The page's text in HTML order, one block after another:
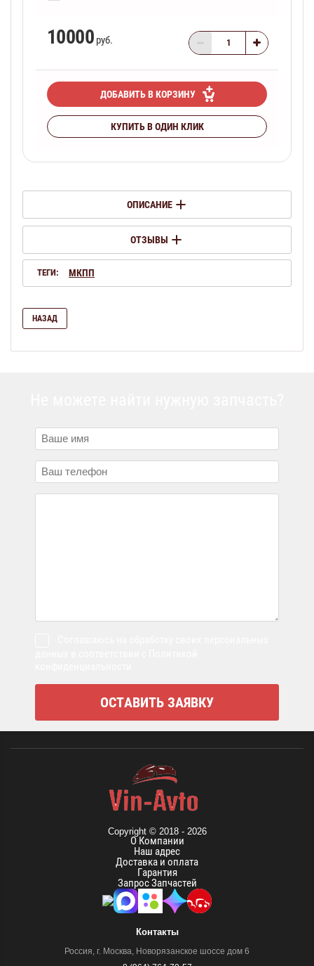
10000 руб.
ДОБАВИТЬ В КОРЗИНУ
КУПИТЬ В ОДИН КЛИК
ОПИСАНИЕ
ОТЗЫВЫ
ТЕГИ: МКПП
НАЗАД
Copyright © 2018 - 2026
О Компании
Наш адрес
Доставка и оплата
Гарантия
Запрос Запчастей
Контакты
Россия, г. Москва, Новорязанское шоссе дом 6